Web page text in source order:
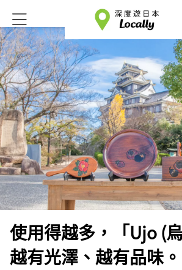
使用得越多，「Ujo (
越有光澤、越有品味。